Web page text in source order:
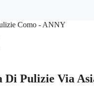
Como - ANNY
Di Pulizie Via